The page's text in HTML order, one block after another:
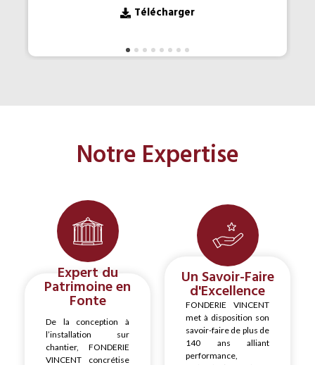
Télécharger
Notre Expertise
Expert du
Patrimoine en
Fonte
De la conception à
l’installation sur
chantier, FONDERIE
VINCENT concrétise
Un Savoir-Faire
d'Excellence
FONDERIE VINCENT
met à disposition son
savoir-faire de plus de
140 ans alliant
performance,